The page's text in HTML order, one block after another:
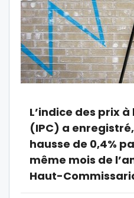
L’indice des prix
(IPC) a
hausse de 0,4%
même mois de
Haut-